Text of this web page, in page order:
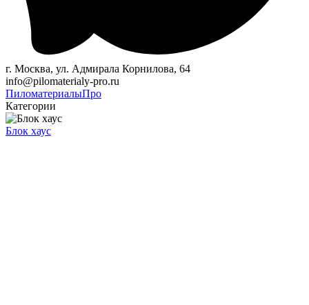
г. Москва, ул. Адмирала Корнилова, 64
info@pilomaterialy-pro.ru
ПиломатериалыПро
Категории
Блок хаус